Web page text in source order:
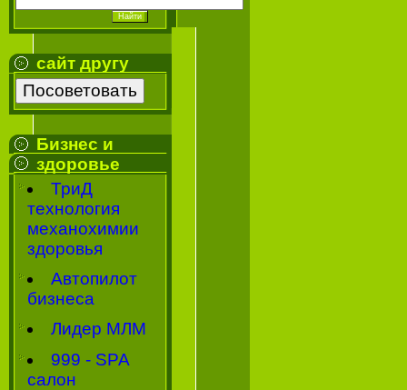
сайт другу
Бизнес и
здоровье
ТриД
технология
механохимии
здоровья
Автопилот
бизнеса
Лидер МЛМ
999 - SPA
салон